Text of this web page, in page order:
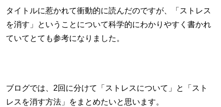
タイトルに惹かれて衝動的に読んだのですが、「ストレス
を消す」ということについて科学的にわかりやすく書かれ
ていてとても参考になりました。
ブログでは、2回に分けて「ストレスについて」と「スト
レスを消す方法」をまとめたいと思います。